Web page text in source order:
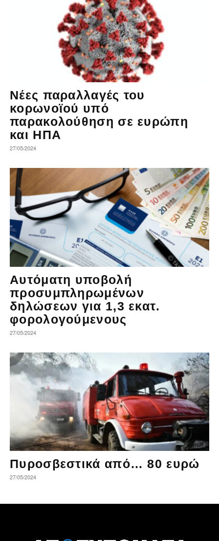
Νέες παραλλαγές του
κορωνοϊού υπό
παρακολούθηση σε ευρώπη
και ΗΠΑ
27/05/2024
Αυτόματη υποβολή
προσυμπληρωμένων
δηλώσεων για 1,3 εκατ.
φορολογούμενους
27/05/2024
Πυροσβεστικά από… 80 ευρώ
27/05/2024